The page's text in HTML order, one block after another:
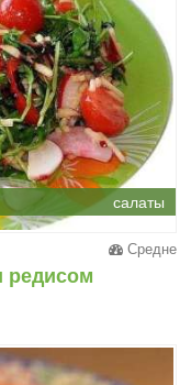
салаты
Средне
редисом